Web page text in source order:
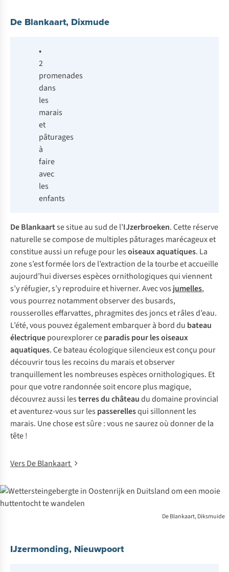
De Blankaart, Dixmude
•
2
promenades
dans
les
marais
et
pâturages
à
faire
avec
les
enfants
De Blankaartse situe au sud de l’IJzerbroeken. Cette réserve
naturelle se compose de multiples pâturages marécageux et
constitue aussi un refuge pour lesoiseaux aquatiques. La
zone s’est formée lors de l’extraction de la tourbe et accueille
aujourd’hui diverses espèces ornithologiques qui viennent
s’y réfugier, s’y reproduire et hiverner. Avec vos jumelles,
vous pourrez notamment observer des busards,
rousserolles effarvattes, phragmites des joncs et râles d’eau.
L’été, vous pouvez également embarquer à bord du bateau
électriquepourexplorer ceparadis pour les oiseaux
aquatiques. Ce bateau écologique silencieux est conçu pour
découvrir tous les recoins du marais et observer
tranquillement les nombreuses espèces ornithologiques. Et
pour que votre randonnée soit encore plus magique,
découvrez aussi lesterres du châteaudu domaine provincial
et aventurez-vous sur les passerellesqui sillonnent les
marais. Une chose est sûre : vous ne saurez où donner de la
tête !
Vers De Blankaart
De Blankaart, Diksmuide
IJzermonding, Nieuwpoort